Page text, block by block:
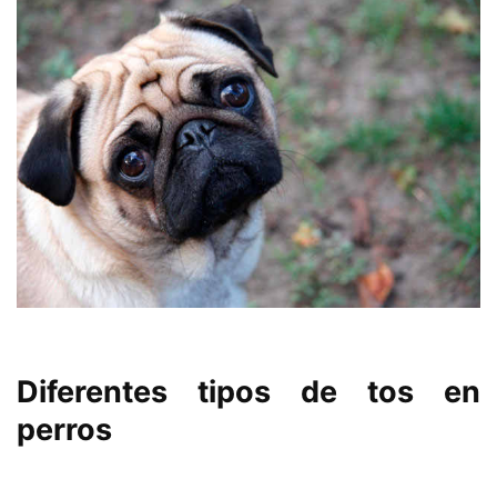
Diferentes tipos de tos en
perros